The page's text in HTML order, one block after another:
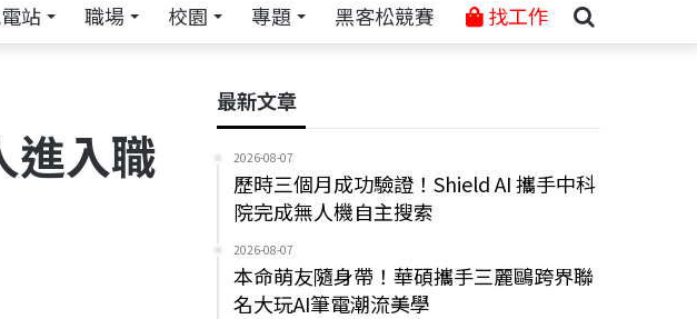
站 職場 校園 專題 黑客松競賽 找工作
進入職
最新文章
2026-08-07
歷時三個月成功驗證！Shield AI 攜手中科
院完成無人機自主搜索
2026-08-07
本命萌友隨身帶！華碩攜手三麗鷗跨界聯
名大玩AI筆電潮流美學